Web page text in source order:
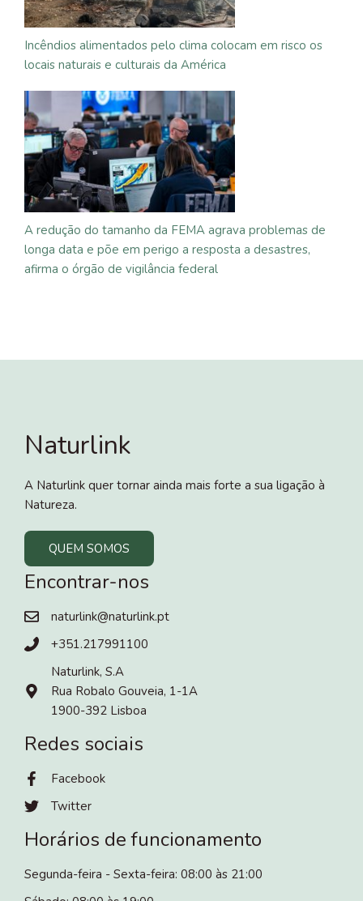
Incêndios alimentados pelo clima colocam em risco os
locais naturais e culturais da América
A redução do tamanho da FEMA agrava problemas de
longa data e põe em perigo a resposta a desastres,
afirma o órgão de vigilância federal
Naturlink
A Naturlink quer tornar ainda mais forte a sua ligação à
Natureza.
QUEM SOMOS
Encontrar-nos
naturlink@naturlink.pt
+351.217991100
Naturlink, S.A
Rua Robalo Gouveia, 1-1A
1900-392 Lisboa
Redes sociais
Facebook
Twitter
Horários de funcionamento
Segunda-feira - Sexta-feira: 08:00 às 21:00